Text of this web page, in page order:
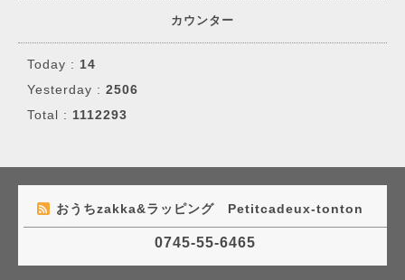
カウンター
Today : 14
Yesterday : 2506
Total : 1112293
おうちzakka&ラッピング Petitcadeux-tonton
0745-55-6465